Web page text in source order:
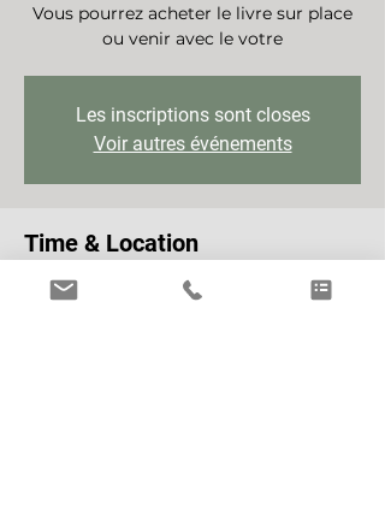
Vous pourrez acheter le livre sur place
ou venir avec le votre
Les inscriptions sont closes
Voir autres événements
Time & Location
Feb 03, 2022, 7:00 PM – 8:00 PM GMT+1